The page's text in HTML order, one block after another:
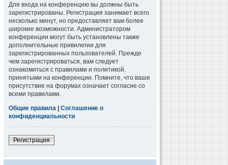
Для входа на конференцию вы должны быть
зарегистрированы. Регистрация занимает всего
несколько минут, но предоставляет вам более
широкие возможности. Администратором
конференции могут быть установлены также
дополнительные привилегии для
зарегистрированных пользователей. Прежде
чем зарегистрироваться, вам следует
ознакомиться с правилами и политикой,
принятыми на конференции. Помните, что ваше
присутствие на форумах означает согласие со
всеми правилами.
Общие правила | Соглашение о
конфиденциальности
Регистрация